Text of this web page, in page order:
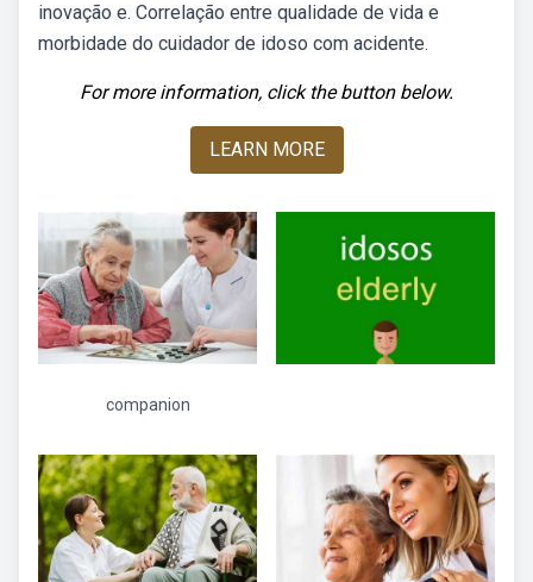
inovação e. Correlação entre qualidade de vida e
morbidade do cuidador de idoso com acidente.
For more information, click the button below.
LEARN MORE
companion